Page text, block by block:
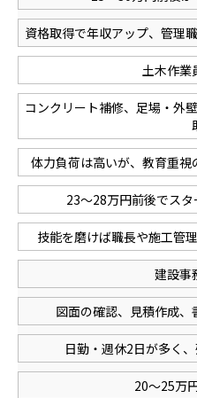
資格取得で年収アップ、管理
土木作業
コンクリート補修、足場・外
体力負荷は高いが、教育重
23〜28万円前後でス
技能を磨けば職長や施工管
建設事
図面の確認、見積作成
日勤・週休2日が多く
20〜25万